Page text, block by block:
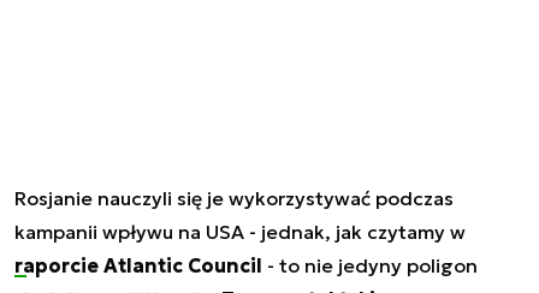
Rosjanie nauczyli się je wykorzystywać podczas
kampanii wpływu na USA - jednak, jak czytamy w
raporcie Atlantic Council - to nie jedyny poligon